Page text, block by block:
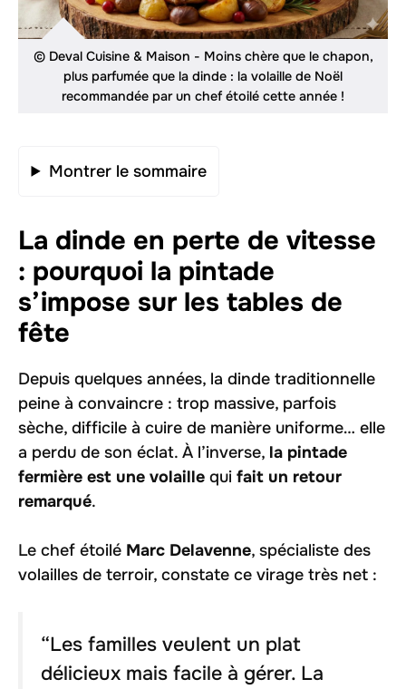
© Deval Cuisine & Maison - Moins chère que le chapon,
plus parfumée que la dinde : la volaille de Noël
recommandée par un chef étoilé cette année !
Montrer le sommaire
La dinde en perte de vitesse
: pourquoi la pintade
s’impose sur les tables de
fête
Depuis quelques années, la dinde traditionnelle
peine à convaincre : trop massive, parfois
sèche, difficile à cuire de manière uniforme… elle
a perdu de son éclat. À l’inverse, la pintade
fermière est une volaille qui fait un retour
remarqué.
Le chef étoilé Marc Delavenne, spécialiste des
volailles de terroir, constate ce virage très net :
“Les familles veulent un plat
délicieux mais facile à gérer. La